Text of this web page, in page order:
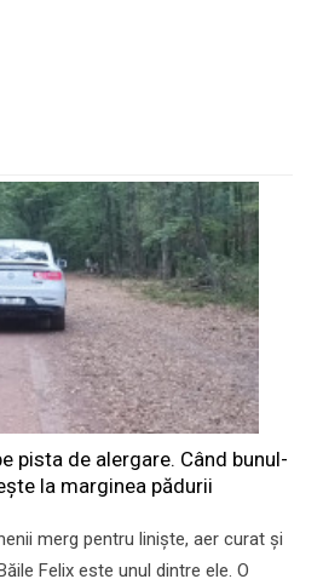
pista de alergare. Când bunul-
la marginea pădurii
merg pentru liniște, aer curat și
Felix este unul dintre ele. O